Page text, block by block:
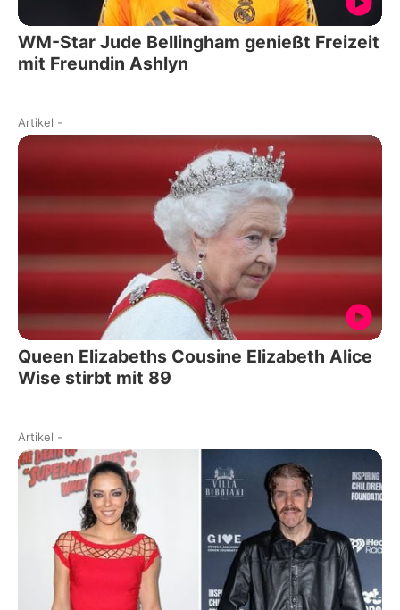
WM-Star Jude Bellingham genießt Freizeit
mit Freundin Ashlyn
Artikel -
Queen Elizabeths Cousine Elizabeth Alice
Wise stirbt mit 89
Artikel -